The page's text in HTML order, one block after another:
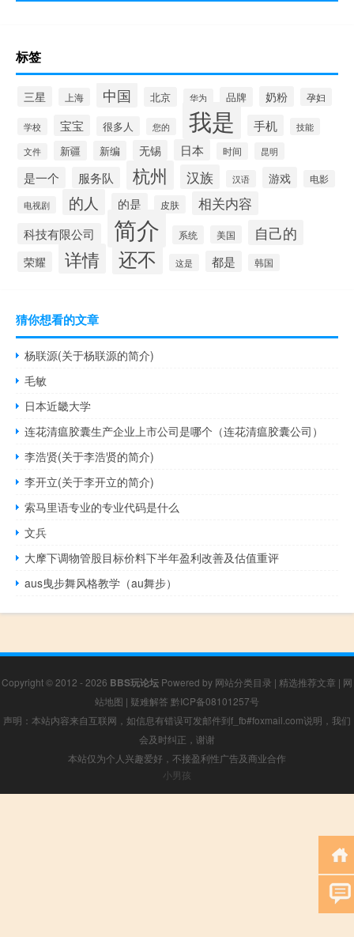
标签
三星 上海 中国 北京 华为 品牌 奶粉 孕妇
学校 宝宝 很多人 您的 我是 手机 技能
文件 新疆 新编 无锡 日本 时间 昆明
是一个 服务队 杭州 汉族 汉语 游戏 电影
电视剧 的人 的是 皮肤 相关内容
科技有限公司 简介 系统 美国 自己的
荣耀 详情 还不 这是 都是 韩国
猜你想看的文章
杨联源(关于杨联源的简介)
毛敏
日本近畿大学
连花清瘟胶囊生产企业上市公司是哪个（连花清瘟胶囊公司）
李浩贤(关于李浩贤的简介)
李开立(关于李开立的简介)
索马里语专业的专业代码是什么
文兵
大摩下调物管股目标价料下半年盈利改善及估值重评
aus曳步舞风格教学（au舞步）
Copyright © 2012 - 2026 BBS玩论坛 Powered by 网站分类目录 | 精选推荐文章 | 网
站地图 | 疑难解答 黔ICP备08101257号
声明：本站内容来自互联网，如信息有错误可发邮件到f_fb#foxmail.com说明，我们
会及时纠正，谢谢
本站仅为个人兴趣爱好，不接盈利性广告及商业合作
小男孩